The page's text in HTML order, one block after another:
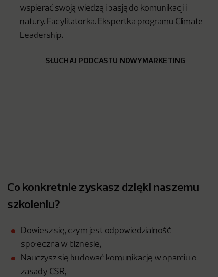
wspierać swoją wiedzą i pasją do komunikacji i
natury. Facylitatorka. Ekspertka programu Climate
Leadership.
SŁUCHAJ PODCASTU NOWYMARKETING
Co konkretnie zyskasz dzięki naszemu
szkoleniu?
Dowiesz się, czym jest odpowiedzialność
społeczna w biznesie,
Nauczysz się budować komunikację w oparciu o
zasady CSR,